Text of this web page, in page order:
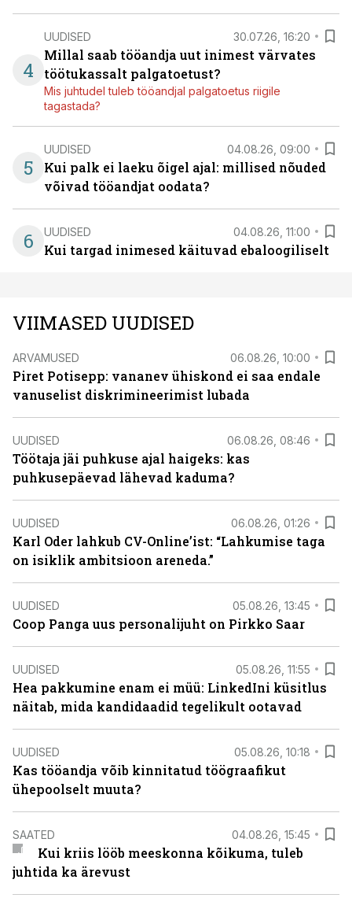
4
UUDISED 30.07.26, 16:20
Millal saab tööandja uut inimest värvates
töötukassalt palgatoetust?
Mis juhtudel tuleb tööandjal palgatoetus riigile
tagastada?
5
UUDISED 04.08.26, 09:00
Kui palk ei laeku õigel ajal: millised nõuded
võivad tööandjat oodata?
6 UUDISED 04.08.26, 11:00
Kui targad inimesed käituvad ebaloogiliselt
VIIMASED UUDISED
ARVAMUSED 06.08.26, 10:00
Piret Potisepp: vananev ühiskond ei saa endale
vanuselist diskrimineerimist lubada
UUDISED 06.08.26, 08:46
Töötaja jäi puhkuse ajal haigeks: kas
puhkusepäevad lähevad kaduma?
UUDISED 06.08.26, 01:26
Karl Oder lahkub CV-Online’ist: “Lahkumise taga
on isiklik ambitsioon areneda.”
UUDISED 05.08.26, 13:45
Coop Panga uus personalijuht on Pirkko Saar
UUDISED 05.08.26, 11:55
Hea pakkumine enam ei müü: LinkedIni küsitlus
näitab, mida kandidaadid tegelikult ootavad
UUDISED 05.08.26, 10:18
Kas tööandja võib kinnitatud töögraafikut
ühepoolselt muuta?
SAATED 04.08.26, 15:45
Kui kriis lööb meeskonna kõikuma, tuleb
juhtida ka ärevust